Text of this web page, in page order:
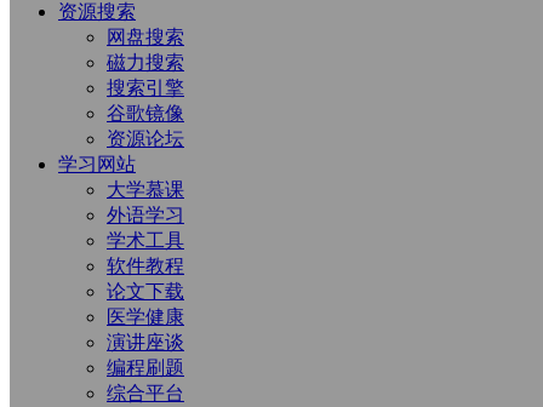
资源搜索
网盘搜索
磁力搜索
搜索引擎
谷歌镜像
资源论坛
学习网站
大学慕课
外语学习
学术工具
软件教程
论文下载
医学健康
演讲座谈
编程刷题
综合平台